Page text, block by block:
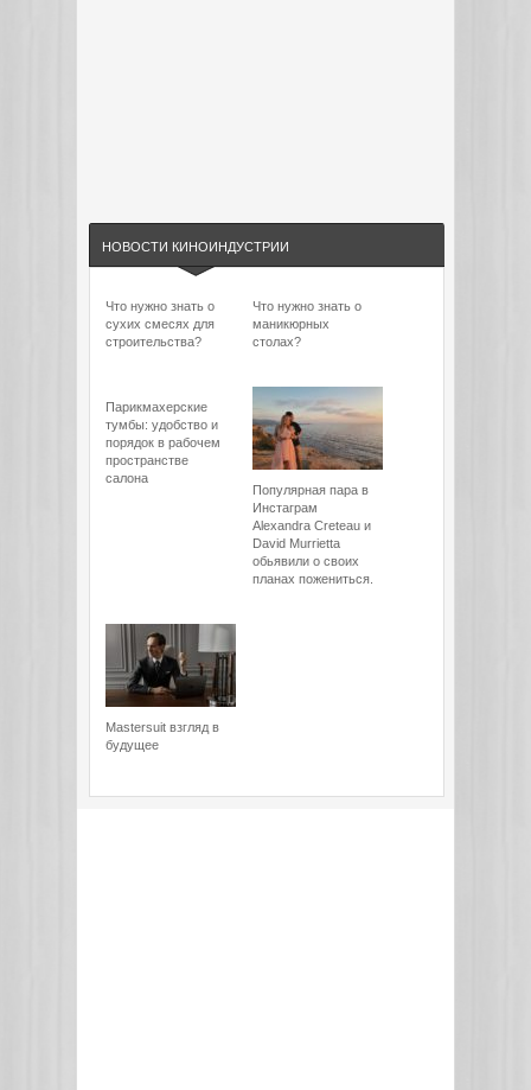
НОВОСТИ КИНОИНДУСТРИИ
Что нужно знать о
сухих смесях для
строительства?
Что нужно знать о
маникюрных
столах?
Парикмахерские
тумбы: удобство и
порядок в рабочем
пространстве
салона
Популярная пара в
Инстаграм
Alexandra Creteau и
David Murrietta
обьявили о своих
планах пожениться.
Mastersuit взгляд в
будущее